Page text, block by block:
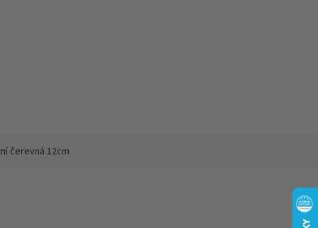
čerevná 12cm